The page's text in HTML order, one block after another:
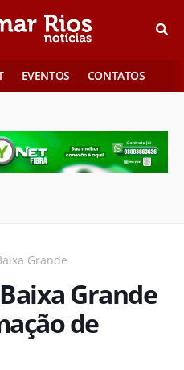
EVENTOS CONTATOS
Grande
Grande
de